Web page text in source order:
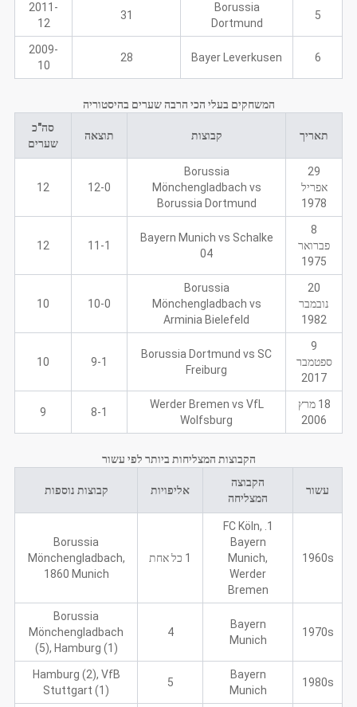
5
Borussia
Dortmund
31
2011-
12
6
Bayer Leverkusen
28
2009-
10
המשחקים בעלי הכי הרבה שערים בהיסטוריה
תאריך קבוצות תוצאה
סה"כ
שערים
29
אפריל
1978
Borussia
Mönchengladbach vs
Borussia Dortmund
12-0
12
8
פברואר
1975
Bayern Munich vs Schalke
04
11-1
12
20
נובמבר
1982
Borussia
Mönchengladbach vs
Arminia Bielefeld
10-0
10
9
ספטמבר
2017
Borussia Dortmund vs SC
Freiburg
9-1
10
18 מרץ
2006
Werder Bremen vs VfL
Wolfsburg
8-1
9
הקבוצות המצליחות ביותר לפי עשור
עשור
הקבוצה
המצליחה
אליפויות קבוצות נוספות
1960s
1. FC Köln,
Bayern
Munich,
Werder
Bremen
1 כל אחת
Borussia
Mönchengladbach,
1860 Munich
1970s
Bayern
Munich
4
Borussia
Mönchengladbach
(5), Hamburg (1)
1980s
Bayern
Munich
5
Hamburg (2), VfB
Stuttgart (1)